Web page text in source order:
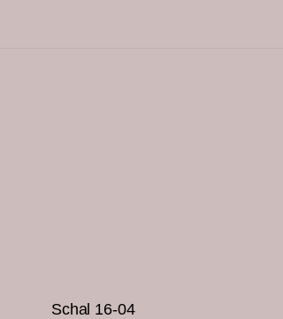
Schal 16-04